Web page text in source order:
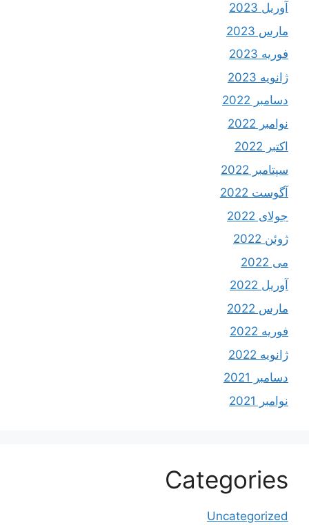
آوریل 2023
مارس 2023
فوریه 2023
ژانویه 2023
دسامبر 2022
نوامبر 2022
اکتبر 2022
سپتامبر 2022
آگوست 2022
جولای 2022
ژوئن 2022
می 2022
آوریل 2022
مارس 2022
فوریه 2022
ژانویه 2022
دسامبر 2021
نوامبر 2021
Categories
Uncategorized